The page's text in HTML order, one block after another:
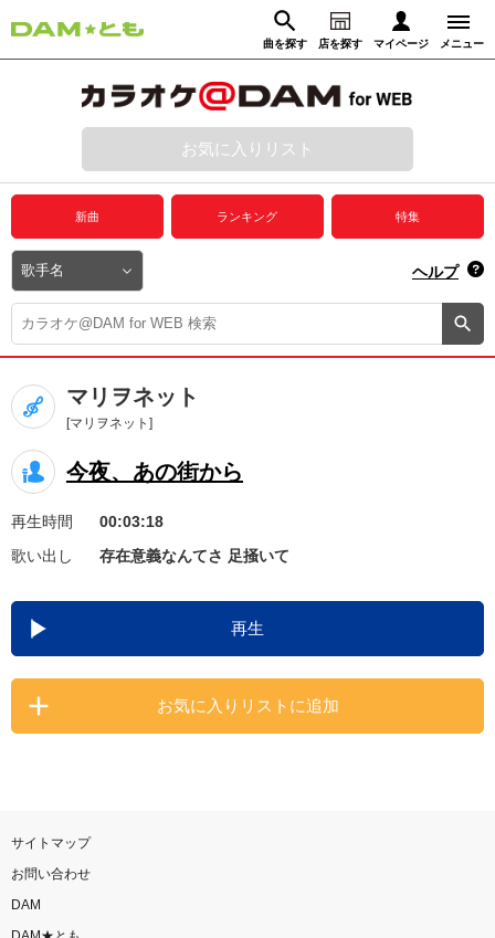
曲を探す 店を探す マイページ メニュー
動画からさがす 録音からさがす
ログイン
プレミアムサービス
DAM★とも動画
DAM★とも録音
カラオケ＠DAM
ユーザー検索
キャンペーン
お知らせ よくあるご質問
DAMの新曲・ランキングなど
カラオケ最新情報をチェック！
お気に入りリスト
新曲 ランキング 特集
ヘルプ
マリヲネット
[マリヲネット]
今夜、あの街から
再生時間
00:03:18
歌い出し
存在意義なんてさ 足掻いて
再生
お気に入りリストに追加
サイトマップ
お問い合わせ
DAM